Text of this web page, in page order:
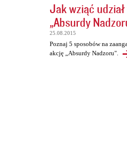
Jak wziąć
„Absurdy
25.08.2015
Poznaj 5 sposobów na
akcję „Absurdy Nadzoru".